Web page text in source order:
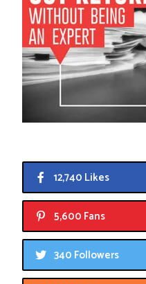
12,740 Likes
5,600 Fans
340 Followers